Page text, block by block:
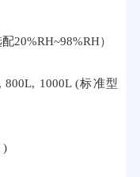
20%RH~98%RH）
800L, 1000L (标准型
)